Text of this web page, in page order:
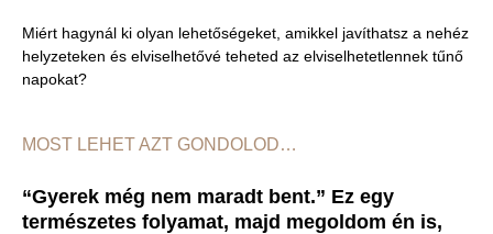
Miért hagynál ki olyan lehetőségeket, amikkel javíthatsz a nehéz
helyzeteken és elviselhetővé teheted az elviselhetetlennek tűnő
napokat?
MOST LEHET AZT GONDOLOD…
“Gyerek még nem maradt bent.” Ez egy
természetes folyamat, majd megoldom én is,